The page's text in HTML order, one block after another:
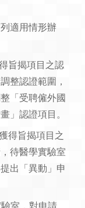
適用情形辦
旨揭項目之認
整認證範圍，
「受聘僱外國
」認證項目。
得旨揭項目之
待醫學實驗室
出「異動」申